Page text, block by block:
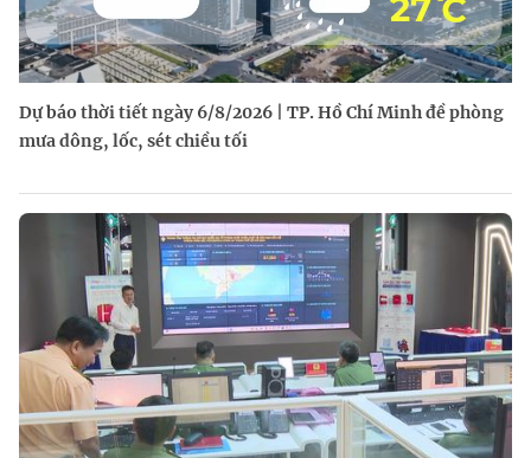
Dự báo thời tiết ngày 6/8/2026 | TP. Hồ Chí Minh đề phòng
mưa dông, lốc, sét chiều tối